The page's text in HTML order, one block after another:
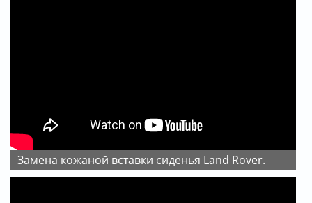
Замена кожаной вставки сиденья Land Rover.